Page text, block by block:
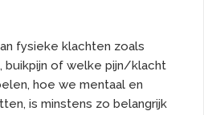
fysieke klachten zoals
buikpijn of welke pijn/klacht
hoe we mentaal en
is minstens zo belangrijk